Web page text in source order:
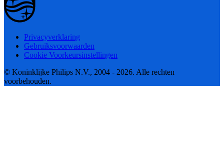
Privacyverklaring
Gebruiksvoorwaarden
Cookie Voorkeursinstellingen
© Koninklijke Philips N.V., 2004 - 2026. Alle rechten
voorbehouden.